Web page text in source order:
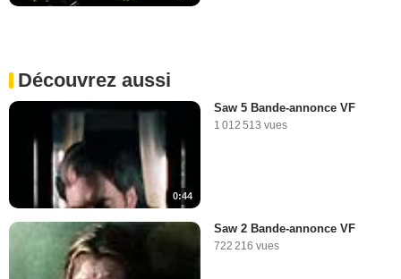
Découvrez aussi
0:44
Saw 5 Bande-annonce VF
1 012 513 vues
Saw 2 Bande-annonce VF
722 216 vues